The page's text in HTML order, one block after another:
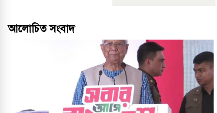
আলোচিত সংবাদ